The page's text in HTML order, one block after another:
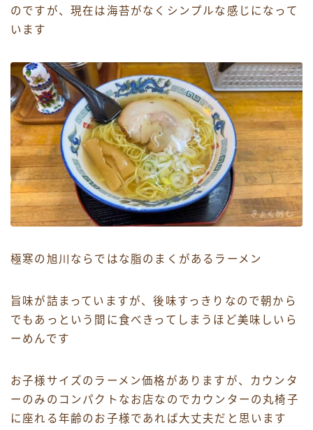
のですが、現在は海苔がなくシンプルな感じになって
います
極寒の旭川ならではな脂のまくがあるラーメン
旨味が詰まっていますが、後味すっきりなので朝から
でもあっという間に食べきってしまうほど美味しいら
ーめんです
お子様サイズのラーメン価格がありますが、カウンタ
ーのみのコンパクトなお店なのでカウンターの丸椅子
に座れる年齢のお子様であれば大丈夫だと思います